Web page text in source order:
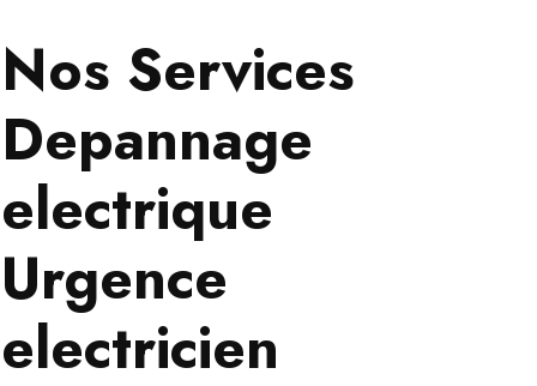
Nos Services
Depannage
electrique
Urgence
electricien